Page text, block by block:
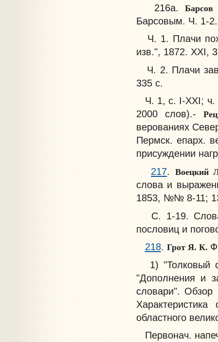
216а.
Барсовым. Ч. 1-
Ч. 1. Плачи
изв.", 1872. XXI,
Ч. 2. Плачи
335 с.
Ч. 1, с. I-XXI; ч.
2000 слов).-
верованиях
Пермск. епарх.
присуждении
217. Воецкий
слова и
1853, №№ 8-11;
С. 1-19.
пословиц и
218. Грот Я. К.
1) "Толковый
"Дополнения и
словари". Обзор
областного
Первонач.